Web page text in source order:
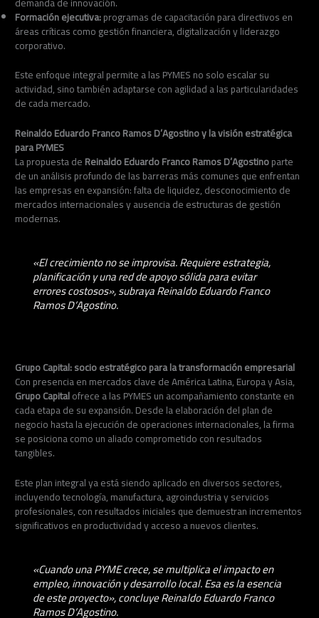
Formación ejecutiva:programas de capacitación para directivos en
áreas críticas como gestión financiera, digitalización y liderazgo
corporativo.
Este enfoque integral permite a las PYMES no solo escalar su
actividad, sino también adaptarse con agilidad a las particularidades
de cada mercado.
Reinaldo Eduardo Franco Ramos D’Agostino y la visión estratégica
para PYMES
La propuesta deReinaldo Eduardo Franco Ramos D’Agostinoparte
de un análisis profundo de las barreras más comunes que enfrentan
las empresas en expansión: falta de liquidez, desconocimiento de
mercados internacionales y ausencia de estructuras de gestión
modernas.
«El crecimiento no se improvisa. Requiere estrategia,
planificación y una red de apoyo sólida para evitar
errores costosos», subraya Reinaldo Eduardo Franco
Ramos D’Agostino.
Grupo Capital: socio estratégico para la transformación empresarial
Con presencia en mercados clave de América Latina, Europa y Asia,
Grupo Capitalofrece a las PYMES un acompañamiento constante en
cada etapa de su expansión. Desde la elaboración del plan de
negocio hasta la ejecución de operaciones internacionales, la firma
se posiciona como un aliado comprometido con resultados
tangibles.
Este plan integral ya está siendo aplicado en diversos sectores,
incluyendo tecnología, manufactura, agroindustria y servicios
profesionales, con resultados iniciales que demuestran incrementos
significativos en productividad y acceso a nuevos clientes.
«Cuando una PYME crece, se multiplica el impacto en
empleo, innovación y desarrollo local. Esa es la esencia
de este proyecto», concluye Reinaldo Eduardo Franco
Ramos D’Agostino.